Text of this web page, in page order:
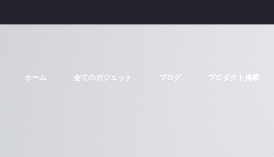
ホーム 全てのガジェット ブログ プロダクト掲載